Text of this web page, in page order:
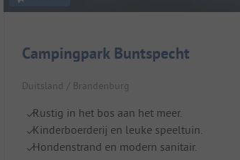
Campingpark Buntspecht
Duitsland / Brandenburg
Rustig in het bos aan het meer.
Kinderboerderij en leuke speeltuin.
Hondenstrand en modern sanitair.